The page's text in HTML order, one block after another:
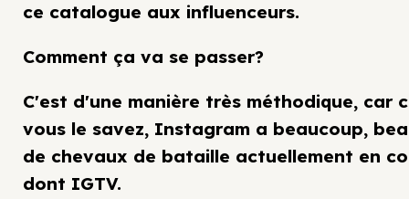
ce catalogue aux influenceurs.
Comment ça va se passer?
C'est d'une manière très méthodique, car
vous le savez, Instagram a beaucoup,
de chevaux de bataille actuellement en
dont IGTV.